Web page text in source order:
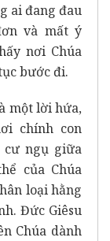
ai đang đau
và mất ý
nơi Chúa
bước đi.
một lời hứa,
chính con
cư ngụ giữa
của Chúa
loại hằng
Đức Giêsu
Chúa dành